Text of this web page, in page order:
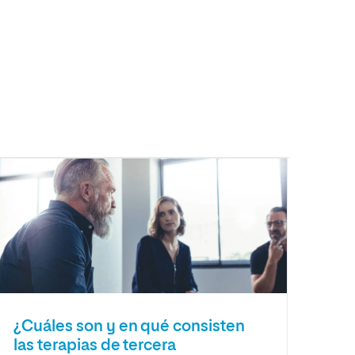
¿Cuáles son y en qué consisten
las terapias de tercera